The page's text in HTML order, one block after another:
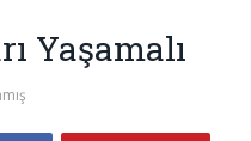
Yaşamalı